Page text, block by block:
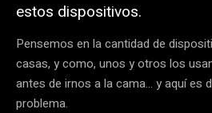
estos dispositivos.
Pensemos en la cantidad de
casas, y como, unos y otros los
antes de irnos a la cama… y aquí es
problema.